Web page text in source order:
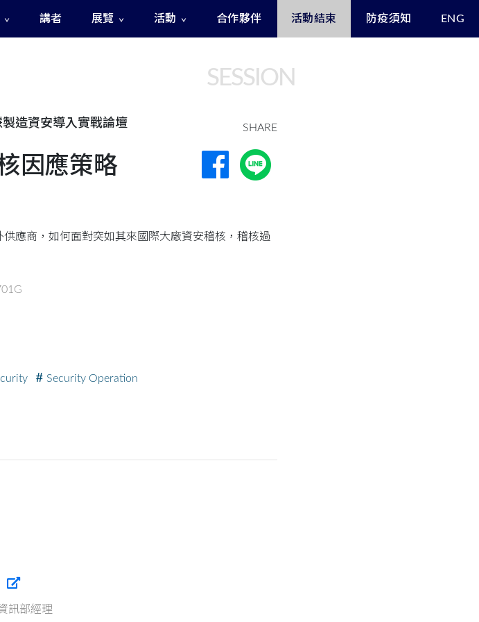
講者 展覽 活動 合作夥伴 活動結束 防疫須知 ENG
SESSION
SHARE
製造資安導入實戰論壇
因應策略
應商，如何面對突如其來國際大廠資安稽核，稽核過
Security Operation
訊部經理